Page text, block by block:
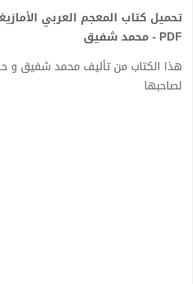
تحميل كتاب المعجم العربي
PDF - محمد شفيق
هذا الكتاب من تأليف محمد شفيق و
لصاحبها